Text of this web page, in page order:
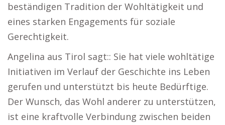
beständigen Tradition der Wohltätigkeit und
eines starken Engagements für soziale
Gerechtigkeit.
Angelina aus Tirol sagt:: Sie hat viele wohltätige
Initiativen im Verlauf der Geschichte ins Leben
gerufen und unterstützt bis heute Bedürftige.
Der Wunsch, das Wohl anderer zu unterstützen,
ist eine kraftvolle Verbindung zwischen beiden